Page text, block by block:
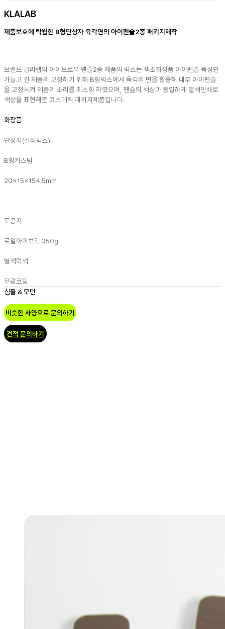
KLALAB
제품보호에 탁월한 B형단상자 육각면의 아이펜슬2종 패키지제작
브랜드 클라랩의 아이브로우 펜슬2종 제품의 박스는 색조화장품 아이펜슬 특징인
가늘고 긴 제품의 고정하기 위해 B형박스에서 육각의 면을 활용해 내부 아이펜슬
을 고정시켜 제품의 소리를 최소화 하였으며, 펜슬의 색상과 동일하게 별색인쇄로
색상을 표현해준 코스메틱 패키지제품입니다.
화장품
단상자(컬러박스)
B형커스텀
20x15x154.5mm
도공지
로얄아이보리 350g
별색먹색
무광코팅
심플 & 모던
비슷한 사양으로 문의하기
견적 문의하기